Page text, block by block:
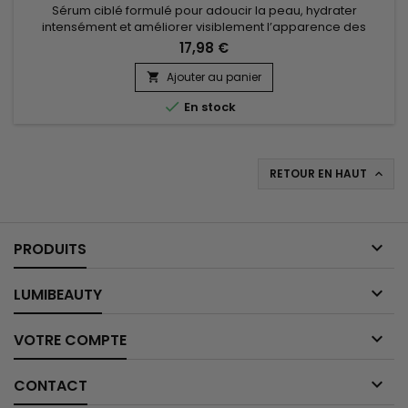
Sérum ciblé formulé pour adoucir la peau, hydrater
intensément et améliorer visiblement l’apparence des
cicatrices, vergetures et imperfections. Palmer’s Vitamin E
Scar Serum combine la vitamine E aux propriétés
antioxydantes pour soutenir la régénération cutanée, le
beurre de cacao pour nourrir et assouplir, l’huile de
carthame pour renforcer...
17,98 €
 Ajouter au panier
 En stock
RETOUR EN HAUT 
PRODUITS 
LUMIBEAUTY 
VOTRE COMPTE 
CONTACT 